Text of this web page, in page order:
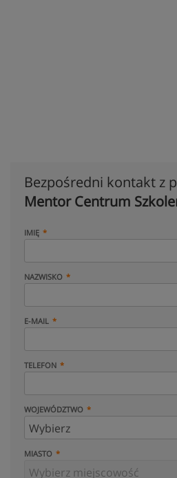
Bezpośredni kontakt z
Mentor Centrum
IMIĘ
NAZWISKO
E-MAIL
TELEFON
WOJEWÓDZTWO
MIASTO